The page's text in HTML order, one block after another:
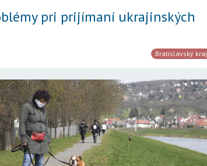
pri prijímaní ukrajinských
Bratislavský kraj